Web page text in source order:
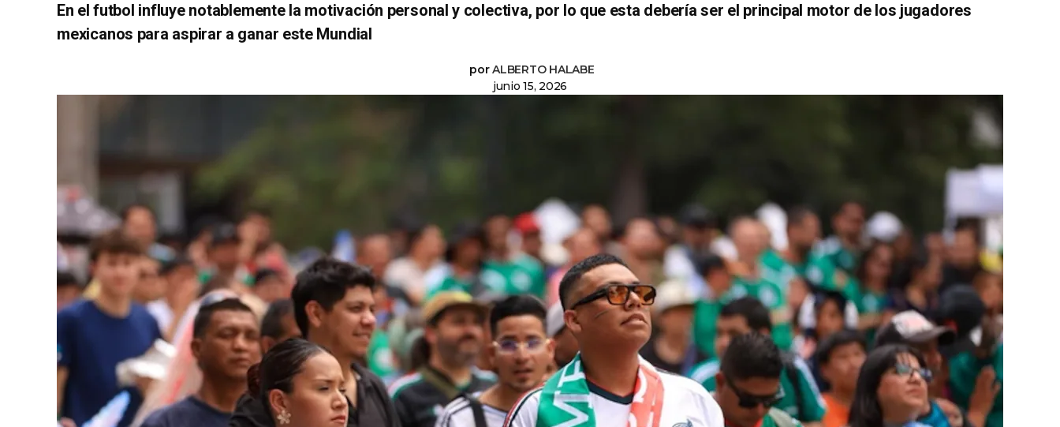
En el futbol influye notablemente la motivación personal y colectiva, por lo que esta debería ser el principal motor de los jugadores
mexicanos para aspirar a ganar este Mundial
porALBERTO HALABE
junio 15, 2026